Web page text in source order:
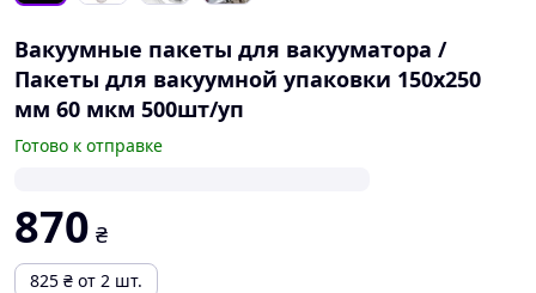
Вакуумные пакеты для вакууматора /
Пакеты для вакуумной упаковки 150х250
мм 60 мкм 500шт/уп
Готово к отправке
870 ₴
825 ₴ от 2 шт.